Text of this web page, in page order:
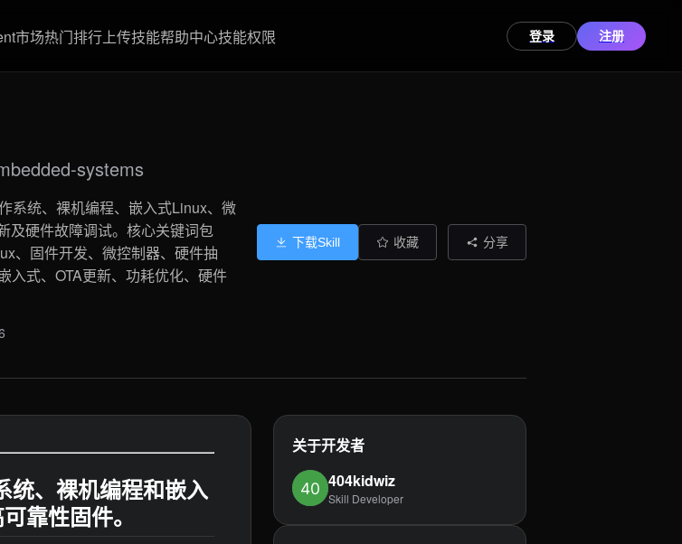
市场热门排行 上传技能帮助中心技能权限 登录 注册
systems
系统、裸机编程、嵌入式Linux、微
及硬件故障调试。核心关键词包
、固件开发、微控制器、硬件抽
入式、OTA更新、功耗优化、硬件
下载Skill 收藏 分享
统、裸机编程和嵌入
靠性固件。
关于开发者
404kidwiz
Skill Developer